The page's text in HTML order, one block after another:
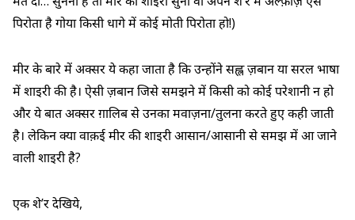
पिरोता है गोया किसी धागे में कोई मोती पिरोता हो!)
मीर के बारे में अक्सर ये कहा जाता है कि उन्होंने सह्ल ज़बान या सरल भाषा
में शाइरी की है। ऐसी ज़बान जिसे समझने में किसी को कोई परेशानी न हो
और ये बात अक्सर ग़ालिब से उनका मवाज़ना/तुलना करते हुए कही जाती
है। लेकिन क्या वाक़ई मीर की शाइरी आसान/आसानी से समझ में आ जाने
वाली शाइरी है?
एक शे’र देखिये,